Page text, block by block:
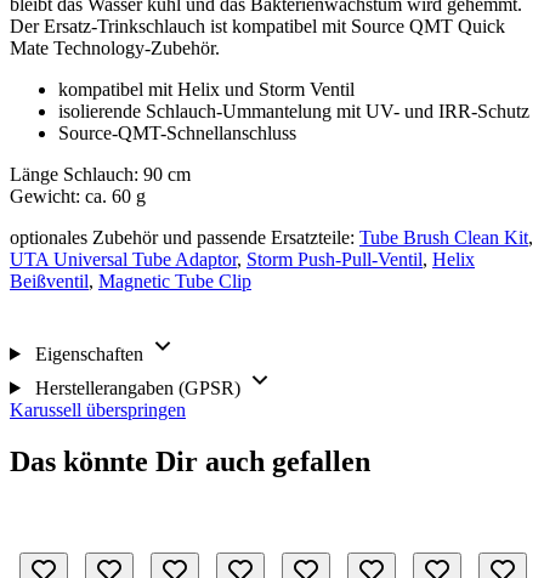
Der Ersatz-Trinkschlauch ist kompatibel mit Source QMT Quick
Mate Technology-Zubehör.
kompatibel mit Helix und Storm Ventil
isolierende Schlauch-Ummantelung mit UV- und IRR-Schutz
Source-QMT-Schnellanschluss
Länge Schlauch: 90 cm
Gewicht: ca. 60 g
optionales Zubehör und passende Ersatzteile: Tube Brush Clean Kit,
UTA Universal Tube Adaptor, Storm Push-Pull-Ventil, Helix
Beißventil, Magnetic Tube Clip
Eigenschaften
Herstellerangaben (GPSR)
Karussell überspringen
Das könnte Dir auch gefallen